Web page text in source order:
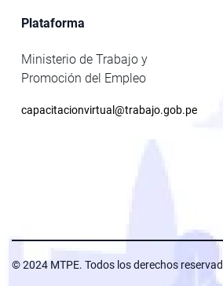
Plataforma
Ministerio de Trabajo y
Promoción del Empleo
capacitacionvirtual@trabajo.gob.pe
© 2024 MTPE. Todos los derechos